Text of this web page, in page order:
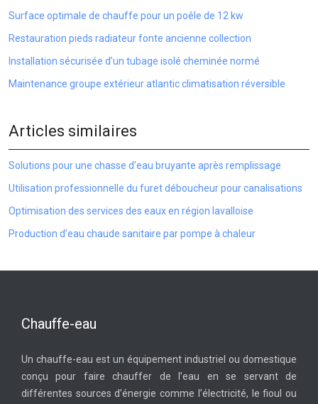
Surface optimale de chauffe pour un poêle de 12 kw
Restauration pieds radiateur fonte ancienne collection
Installation sécurisée d’un tubage isolé cheminée normé
Maintenance groupe extérieur atlantic climatisation réversible
Articles similaires
Solutions pour une chasse d’eau bruyante après remplissage
Utilisation professionnelle du furet déboucheur pour canalisations
Optimisation des services des eaux en région lavalloise
Production d’eau chaude sanitaire par pompe à chaleur
Chauffe-eau
Un chauffe-eau est un équipement industriel ou domestique
conçu pour faire chauffer de l’eau en se servant de
différentes sources d’énergie comme l’électricité, le fioul ou